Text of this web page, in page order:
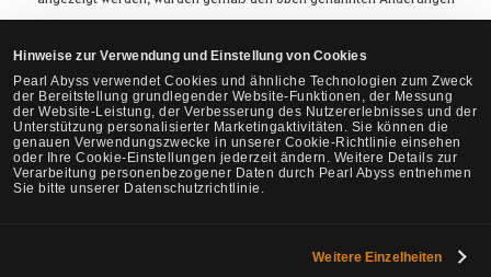
Hinweise zur Verwendung und Einstellung von Cookies
Pearl Abyss verwendet Cookies und ähnliche Technologien zum Zweck
der Bereitstellung grundlegender Website-Funktionen, der Messung
der Website-Leistung, der Verbesserung des Nutzererlebnisses und der
Unterstützung personalisierter Marketingaktivitäten. Sie können die
genauen Verwendungszwecke in unserer Cookie-Richtlinie einsehen
oder Ihre Cookie-Einstellungen jederzeit ändern. Weitere Details zur
Verarbeitung personenbezogener Daten durch Pearl Abyss entnehmen
Sie bitte unserer Datenschutzrichtlinie.
Weitere Einzelheiten
angepasst.
Aufgrund der Vereinfachung der Gegenstände zur Verstärkung von
Schiffsausrüstung wurde der Text der entsprechenden Kisten
geändert.
Außerdem wurden die Gegenstände, die man beim Öffnen dieser
Kisten erhält, geändert. (Die Erhaltenswahrscheinlichkeit und die
Anzahl bleiben gleich.)